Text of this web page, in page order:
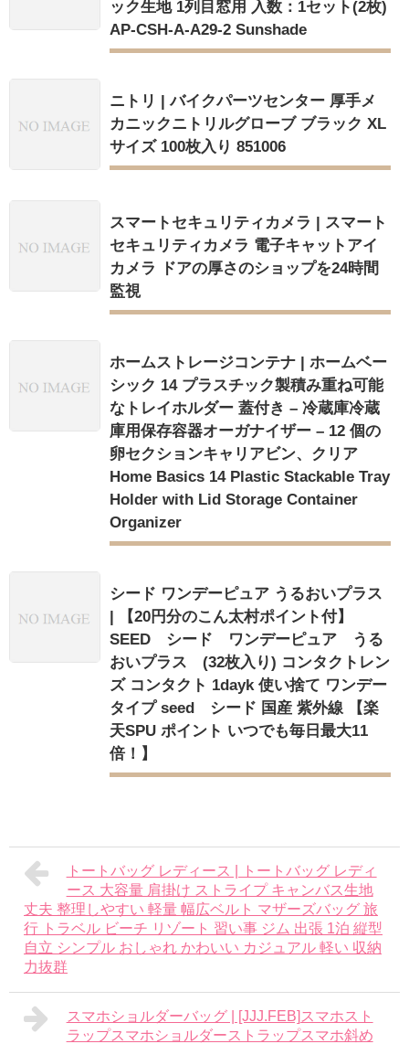
ック生地 1列目窓用 入数：1セット(2枚)
AP-CSH-A-A29-2 Sunshade
ニトリ | バイクパーツセンター 厚手メ
カニックニトリルグローブ ブラック XL
サイズ 100枚入り 851006
スマートセキュリティカメラ | スマート
セキュリティカメラ 電子キャットアイ
カメラ ドアの厚さのショップを24時間
監視
ホームストレージコンテナ | ホームベー
シック 14 プラスチック製積み重ね可能
なトレイホルダー 蓋付き – 冷蔵庫冷蔵
庫用保存容器オーガナイザー – 12 個の
卵セクションキャリアビン、クリア
Home Basics 14 Plastic Stackable Tray
Holder with Lid Storage Container
Organizer
シード ワンデーピュア うるおいプラス
| 【20円分のこん太村ポイント付】
SEED シード ワンデーピュア うる
おいプラス (32枚入り) コンタクトレン
ズ コンタクト 1dayk 使い捨て ワンデー
タイプ seed シード 国産 紫外線 【楽
天SPU ポイント いつでも毎日最大11
倍！】
トートバッグ レディース | トートバッグ レディ
ース 大容量 肩掛け ストライプ キャンバス生地
丈夫 整理しやすい 軽量 幅広ベルト マザーズバッグ 旅
行 トラベル ビーチ リゾート 習い事 ジム 出張 1泊 縦型
自立 シンプル おしゃれ かわいい カジュアル 軽い 収納
力抜群
スマホショルダーバッグ | [JJJ.FEB]スマホスト
ラップスマホショルダーストラップスマホ斜め